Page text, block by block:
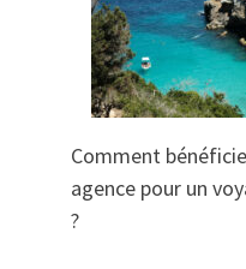
Comment
agence pour un
?